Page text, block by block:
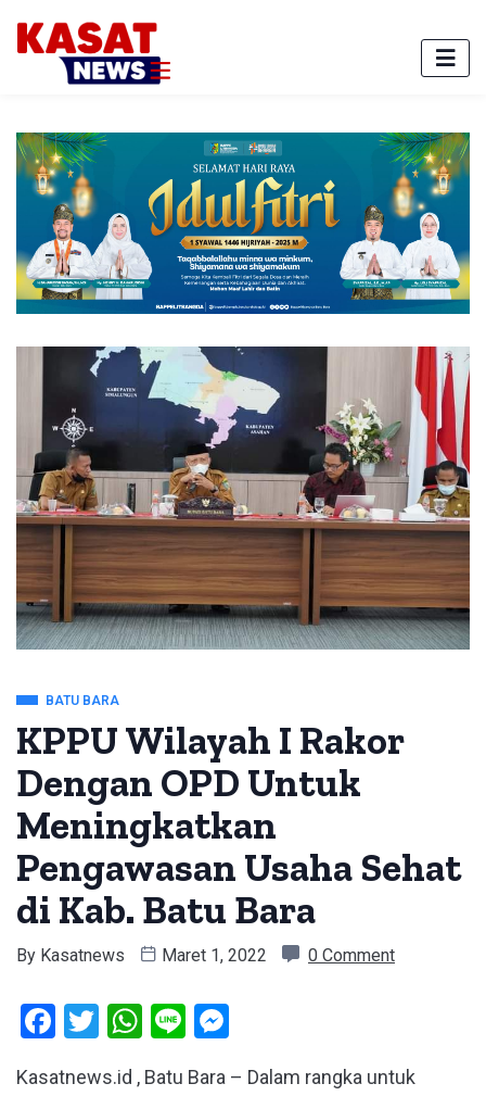
BATU BARA
KPPU Wilayah I Rakor
Dengan OPD Untuk
Meningkatkan
Pengawasan Usaha Sehat
di Kab. Batu Bara
By Kasatnews Maret 1, 2022 0 Comment
Facebook
Twitter
WhatsApp
Line
Kasatnews.id , Batu Bara – Dalam rangka untuk